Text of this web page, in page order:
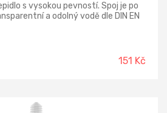
s vysokou pevností. Spoj je po
a odolný vodě dle DIN EN
151 Kč